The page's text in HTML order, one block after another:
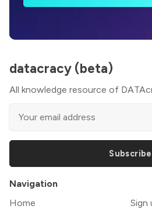
datacracy (beta)
All knowledge resource of
Subscribe
Navigation
Home
Sign